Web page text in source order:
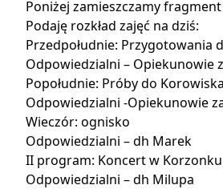
Poniżej zamieszczamy
Podaję rozkład zajęć na dziś:
Przedpołudnie: Przygotowania
Odpowiedzialni – Opiekunowie
Popołudnie: Próby do Korowiska
Odpowiedzialni -Opiekunowie
Wieczór: ognisko
Odpowiedzialni – dh Marek
II program: Koncert w Korzonku
Odpowiedzialni – dh Milupa